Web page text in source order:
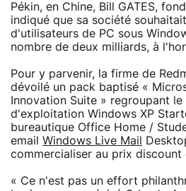
Pékin, en Chine, Bill GATES,
indiqué que sa société
d'utilisateurs de PC sous
nombre de deux milliards, à
Pour y parvenir, la firme de
dévoilé un pack baptisé «
Innovation Suite » regroupant le
d'exploitation Windows XP
bureautique Office Home /
email Windows Live Mail
commercialiser au prix discount
« Ce n'est pas un effort